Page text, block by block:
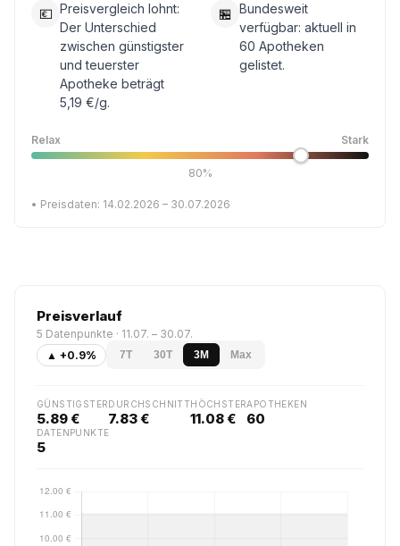
💶 Preisvergleich lohnt:
Der Unterschied
zwischen günstigster
und teuerster
Apotheke beträgt
5,19 €/g.
🏪 Bundesweit
verfügbar: aktuell in
60 Apotheken
gelistet.
Relax Stark
80%
• Preisdaten: 14.02.2026 – 30.07.2026
Preisverlauf
5 Datenpunkte · 11.07. – 30.07.
▲ +0.9%
7T 30T 3M Max
GÜNSTIGSTER
5.89 €
DURCHSCHNITT
7.83 €
HÖCHSTER
11.08 €
APOTHEKEN
60
DATENPUNKTE
5